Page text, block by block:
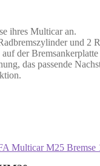
ihres Multicar an.
und
der Bremsankerplatte
das passende